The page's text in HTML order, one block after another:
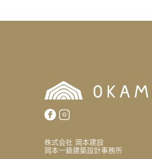
株式会社 岡本建設
岡本一級建築設計事務所